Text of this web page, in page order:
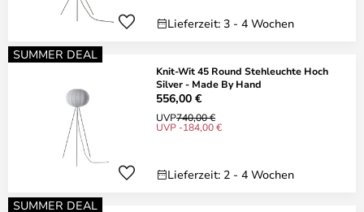
Lieferzeit: 3 - 4 Wochen
SUMMER DEAL
Knit-Wit 45 Round Stehleuchte Hoch
Silver - Made By Hand
556,00 €
UVP740,00 €
UVP -184,00 €
Lieferzeit: 2 - 4 Wochen
SUMMER DEAL